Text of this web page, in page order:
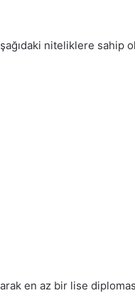
niteliklere sahip
en az bir lise